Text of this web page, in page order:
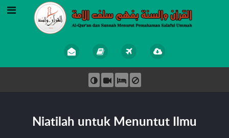
Niatilah untuk Menuntut Ilmu